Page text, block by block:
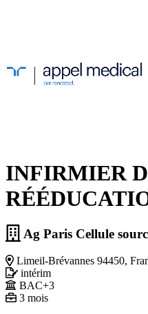
INFIRMIER
Ag Paris Cellule
Limeil-Brévannes 94450,
intérim
BAC+3
3 mois